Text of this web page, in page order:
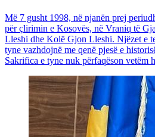
Më 7 gusht 1998, në njanën prej
për çlirimin e Kosovës, në Vraniq të
Lleshi dhe Kolë Gjon Lleshi. Njëzet e
tyne vazhdojnë me qenë pjesë e
Sakrifica e tyne nuk përfaqëson vetëm